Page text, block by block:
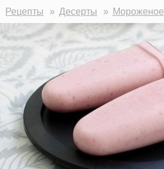
Рецепты Десерты Мороженое